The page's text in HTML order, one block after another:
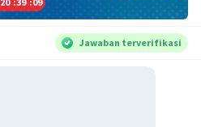
Jawaban terverifikasi